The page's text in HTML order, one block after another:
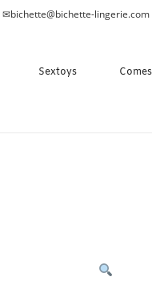
✉bichette@bichette-lingerie.com
Sextoys